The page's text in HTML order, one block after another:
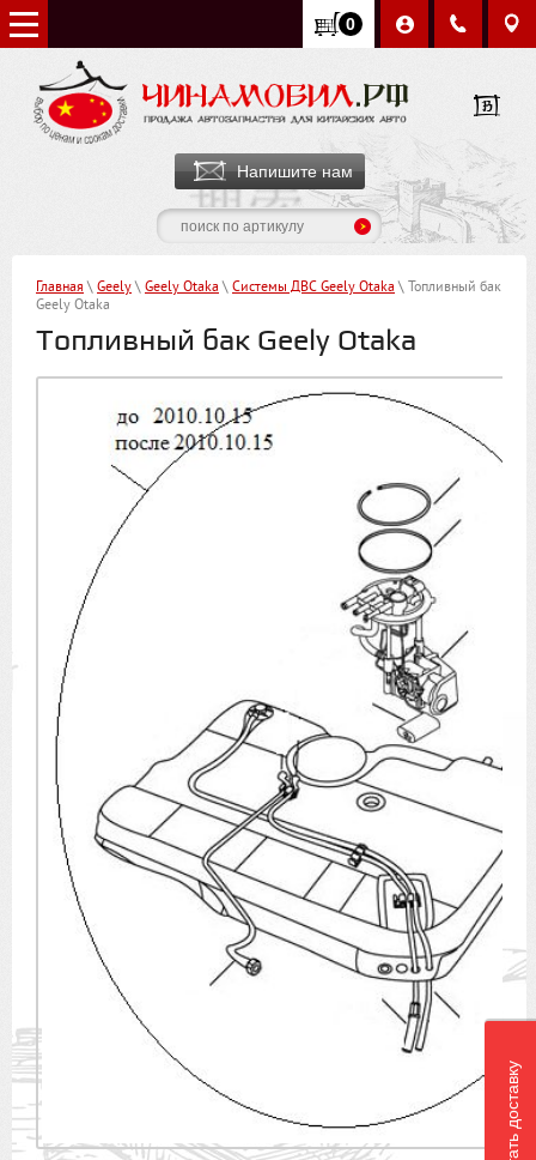
0
Напишите нам
Главная \ Geely \ Geely Otaka \ Системы ДВС Geely Otaka \ Топливный бак
Geely Otaka
Топливный бак Geely Otaka